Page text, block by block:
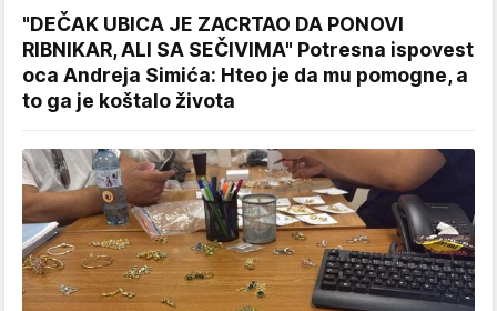
"DEČAK UBICA JE ZACRTAO DA PONOVI
RIBNIKAR, ALI SA SEČIVIMA" Potresna ispovest
oca Andreja Simića: Hteo je da mu pomogne, a
to ga je koštalo života